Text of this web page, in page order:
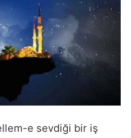
e sevdiği bir iş